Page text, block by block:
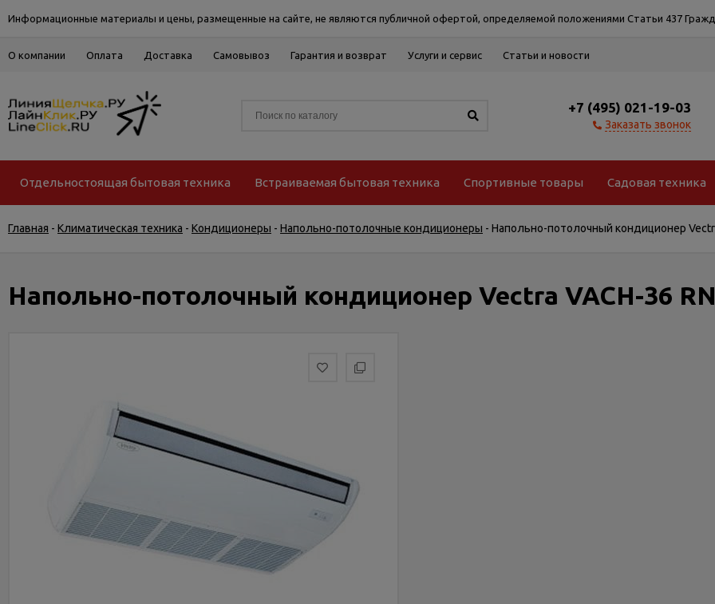
Информационные материалы и цены, размещенные на сайте, не являются публичной офертой, определяемой положениями Статьи 437
О компании Оплата Доставка Самовывоз Гарантия и возврат Услуги и сервис Статьи и новости
+7 (495) 021-19-03
Заказать звонок
Отдельностоящая бытовая техника Встраиваемая бытовая техника Спортивные товары Садовая техника
Главная - Климатическая техника - Кондиционеры - Напольно-потолочные кондиционеры - Напольно-потолочный кондиционер
Напольно-потолочный кондиционер Vectra VACH-36